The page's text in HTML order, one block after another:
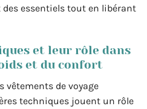
essentiels tout en libérant
et leur rôle dans
et du confort
vêtements de voyage
techniques jouent un rôle